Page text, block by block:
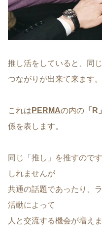
推し活をしていると、同
つながりが出来て来ます。
これは PERMAの内の 「R」
係を表します。
同じ「推し」を推すので
しれませんが
共通の話題であったり、
活動によって
人と交流する機会が増えま